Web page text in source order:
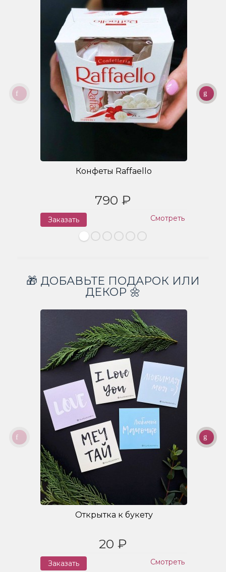
Конфеты Raffaello
790 ₽
Заказать Смотреть
🎁 ДОБАВЬТЕ ПОДАРОК ИЛИ
ДЕКОР 🌼
Открытка к букету
20 ₽
Заказать Смотреть